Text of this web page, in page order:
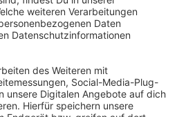
Ärztinnen und Ärzte liegt
wie aus den Daten des
Stichtag 31. Dezember 2024